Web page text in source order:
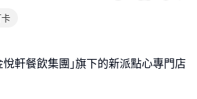
軒餐飲集團｣旗下的新派點心專門店